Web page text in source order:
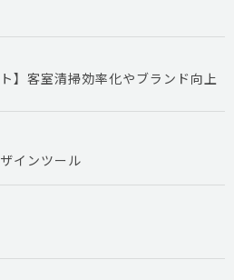
】客室清掃効率化やブランド向上
インツール